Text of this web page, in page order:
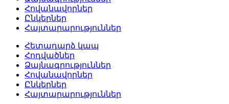
Հովանավորներ
Ընկերներ
Հայտարարություններ
Հետադարձ կապ
Հոդվածներ
Ձայնագրություններ
Հովանավորներ
Ընկերներ
Հայտարարություններ